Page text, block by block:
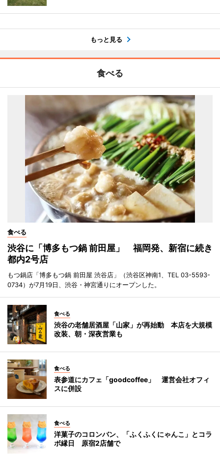
もっと見る
食べる
食べる
渋谷に「博多もつ鍋 前田屋」 福岡発、新宿に続き
都内2号店
もつ鍋店「博多もつ鍋 前田屋 渋谷店」（渋谷区神南1、TEL 03-5593-
0734）が7月19日、渋谷・神宮通りにオープンした。
食べる
渋谷の老舗居酒屋「山家」が再始動 本店を大規模
改装、朝・深夜営業も
食べる
表参道にカフェ「goodcoffee」 運営会社オフィ
スに併設
食べる
洋菓子のコロンバン、「ふくふくにゃんこ」とコラ
ボ縁日 原宿2店舗で